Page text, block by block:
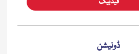
ڈونیشن